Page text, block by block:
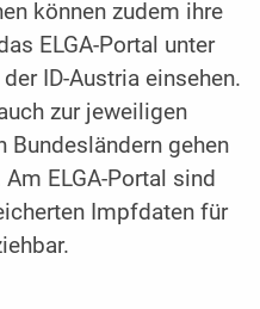
können zudem ihre
ELGA-Portal unter
ID-Austria einsehen.
zur jeweiligen
Bundesländern gehen
ELGA-Portal sind
Impfdaten für